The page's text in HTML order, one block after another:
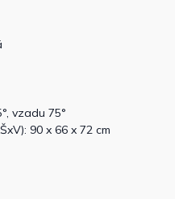
vzadu 75°
90 x 66 x 72 cm